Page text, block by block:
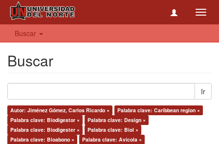
Buscar
Buscar
Ir
Autor: Jiménez Gómez, Carlos Ricardo ×
Palabra clave: Caribbean region ×
Palabra clave: Biodigestor ×
Palabra clave: Design ×
Palabra clave: Biodigester ×
Palabra clave: Biol ×
Palabra clave: Bioabono ×
Palabra clave: Avícola ×